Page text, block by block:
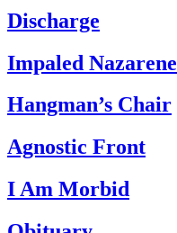
Discharge
Impaled Nazarene
Hangman’s Chair
Agnostic Front
I Am Morbid